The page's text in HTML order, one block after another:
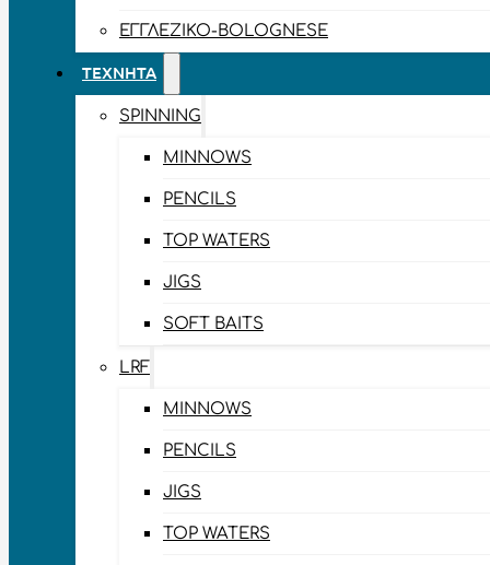
ΕΓΓΛΈΖΙΚΟ-BOLOGNESE
ΤΕΧΝΗΤΆ
SPINNING
MINNOWS
PENCILS
TOP WATERS
JIGS
SOFT BAITS
LRF
MINNOWS
PENCILS
JIGS
TOP WATERS